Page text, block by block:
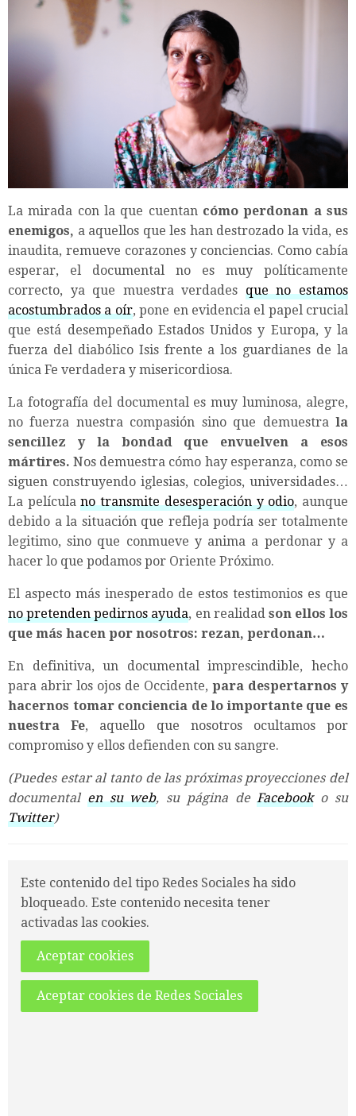
La mirada con la que cuentan cómo perdonan a sus
enemigos, a aquellos que les han destrozado la vida, es
inaudita, remueve corazones y conciencias. Como cabía
esperar, el documental no es muy políticamente
correcto, ya que muestra verdades que no estamos
acostumbrados a oír, pone en evidencia el papel crucial
que está desempeñado Estados Unidos y Europa, y la
fuerza del diabólico Isis frente a los guardianes de la
única Fe verdadera y misericordiosa.
La fotografía del documental es muy luminosa, alegre,
no fuerza nuestra compasión sino que demuestra la
sencillez y la bondad que envuelven a esos
mártires. Nos demuestra cómo hay esperanza, como se
siguen construyendo iglesias, colegios, universidades…
La películano transmite desesperación y odio, aunque
debido a la situación que refleja podría ser totalmente
legitimo, sino que conmueve y anima a perdonar y a
hacer lo que podamos por Oriente Próximo.
El aspecto más inesperado de estos testimonios es que
no pretenden pedirnos ayuda, en realidad son ellos los
que más hacen por nosotros: rezan, perdonan…
En definitiva, un documental imprescindible, hecho
para abrir los ojos de Occidente, para despertarnos y
hacernos tomar conciencia de lo importante que es
nuestra Fe, aquello que nosotros ocultamos por
compromiso y ellos defienden con su sangre.
(Puedes estar al tanto de las próximas proyecciones del
documental en su web, su página de Facebooko su
Twitter)
Este contenido del tipo Redes Sociales ha sido
bloqueado. Este contenido necesita tener
activadas las cookies.
Aceptar cookies
Aceptar cookies de Redes Sociales